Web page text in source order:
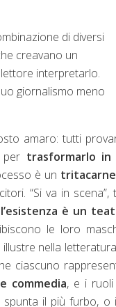
di diversi
creavano un
interpretarlo.
giornalismo meno
amaro: tutti
per trasformarlo in
è un tritacarne
“Si va in scena”,
l’esistenza è un
le loro
nella
ciascuno
commedia, e i
spunta il più furbo, o